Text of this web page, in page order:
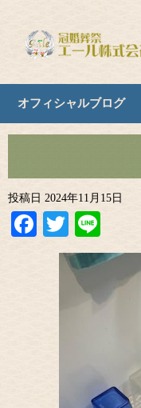
オフィシャルブログ
投稿日 2024年11月15日
Facebook
Twitter